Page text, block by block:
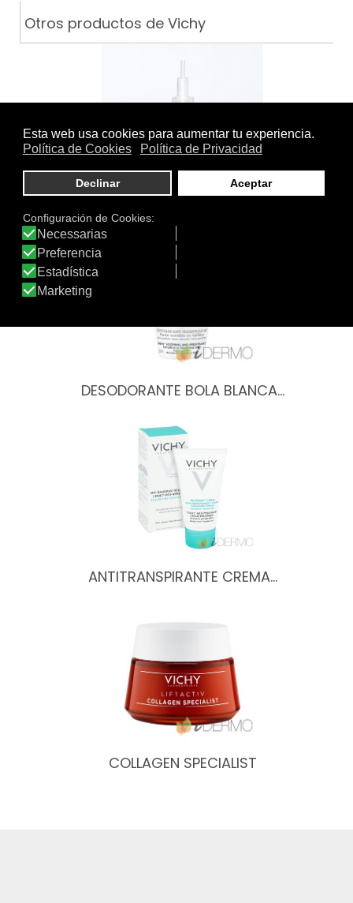
Otros productos de Vichy
DESODORANTE BOLA BLANCA…
ANTITRANSPIRANTE CREMA…
COLLAGEN SPECIALIST